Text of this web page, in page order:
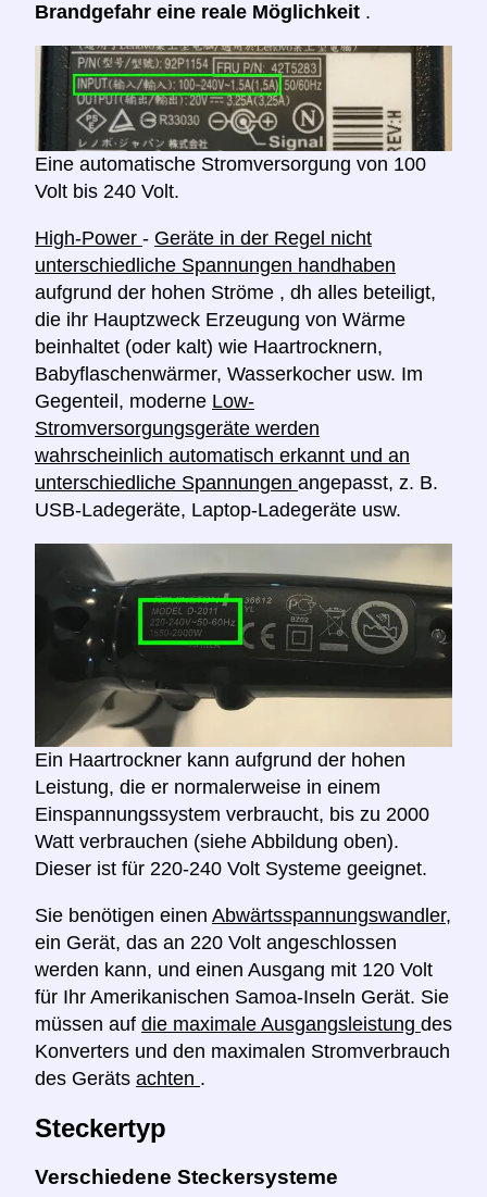
Brandgefahr eine reale Möglichkeit .
Eine automatische Stromversorgung von 100
Volt bis 240 Volt.
High-Power - Geräte in der Regel nicht
unterschiedliche Spannungen handhaben
aufgrund der hohen Ströme , dh alles beteiligt,
die ihr Hauptzweck Erzeugung von Wärme
beinhaltet (oder kalt) wie Haartrocknern,
Babyflaschenwärmer, Wasserkocher usw. Im
Gegenteil, moderne Low-
Stromversorgungsgeräte werden
wahrscheinlich automatisch erkannt und an
unterschiedliche Spannungen angepasst, z. B.
USB-Ladegeräte, Laptop-Ladegeräte usw.
Ein Haartrockner kann aufgrund der hohen
Leistung, die er normalerweise in einem
Einspannungssystem verbraucht, bis zu 2000
Watt verbrauchen (siehe Abbildung oben).
Dieser ist für 220-240 Volt Systeme geeignet.
Sie benötigen einen Abwärtsspannungswandler,
ein Gerät, das an 220 Volt angeschlossen
werden kann, und einen Ausgang mit 120 Volt
für Ihr Amerikanischen Samoa-Inseln Gerät. Sie
müssen auf die maximale Ausgangsleistung des
Konverters und den maximalen Stromverbrauch
des Geräts achten .
Steckertyp
Verschiedene Steckersysteme